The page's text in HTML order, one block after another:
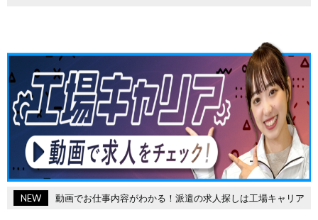
NEW 動画でお仕事内容がわかる！派遣の求人探しは工場キャリア